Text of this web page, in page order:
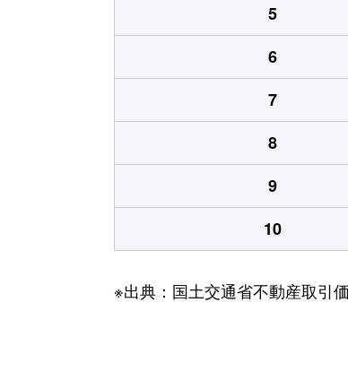
5
6
7
8
9
10
※出典：国土交通省不動産取引